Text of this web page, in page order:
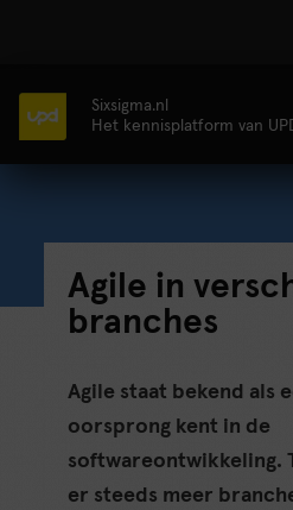
Sixsigma.nl
Het kennisplatform van
Agile in
branches
Agile staat bekend als
oorsprong kent in de
softwareontwikkeling.
er steeds meer